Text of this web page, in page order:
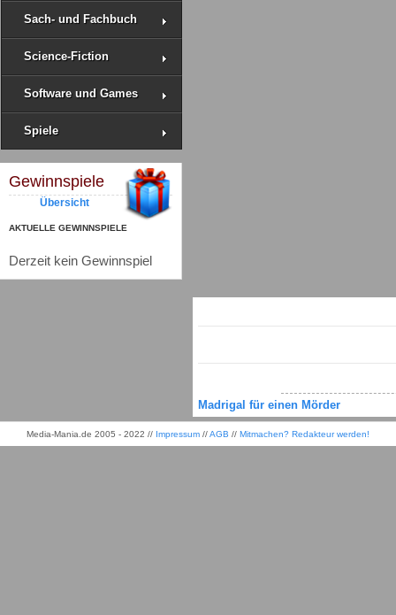
Sach- und Fachbuch
Science-Fiction
Software und Games
Spiele
Gewinnspiele
Übersicht
AKTUELLE GEWINNSPIELE
Derzeit kein Gewinnspiel
Madrigal für einen Mörder
Media-Mania.de 2005 - 2022 // Impressum //AGB // Mitmachen? Redakteur werden!